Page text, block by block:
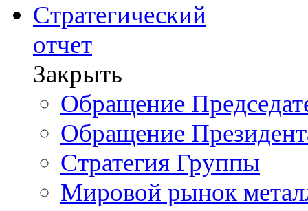
Стратегический
отчет
Закрыть
Обращение
Обращение
Стратегия Группы
Мировой рынок